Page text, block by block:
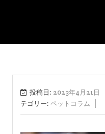
投稿日: 2023年4月21日
テゴリー: ペットコラム